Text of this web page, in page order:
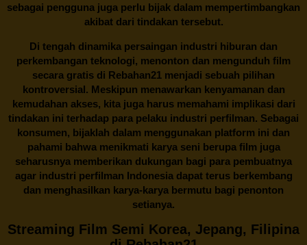
sebagai pengguna juga perlu bijak dalam mempertimbangkan
akibat dari tindakan tersebut.
Di tengah dinamika persaingan industri hiburan dan
perkembangan teknologi, menonton dan mengunduh film
secara gratis di Rebahan21 menjadi sebuah pilihan
kontroversial. Meskipun menawarkan kenyamanan dan
kemudahan akses, kita juga harus memahami implikasi dari
tindakan ini terhadap para pelaku industri perfilman. Sebagai
konsumen, bijaklah dalam menggunakan platform ini dan
pahami bahwa menikmati karya seni berupa film juga
seharusnya memberikan dukungan bagi para pembuatnya
agar industri perfilman Indonesia dapat terus berkembang
dan menghasilkan karya-karya bermutu bagi penonton
setianya.
Streaming Film Semi Korea, Jepang, Filipina